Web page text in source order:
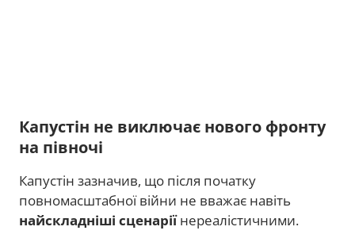
Капустін не виключає нового фронту
на півночі
Капустін зазначив, що після початку
повномасштабної війни не вважає навіть
найскладніші сценаріїнереалістичними.